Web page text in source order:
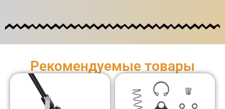
Рекомендуемые товары